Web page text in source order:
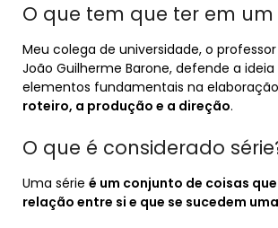
O que tem que ter em um
Meu colega de universidade, o
João Guilherme Barone, defende a
elementos fundamentais na
roteiro, a produção e a direção.
O que é considerado
Uma série é um conjunto de coisas
relação entre si e que se sucedem